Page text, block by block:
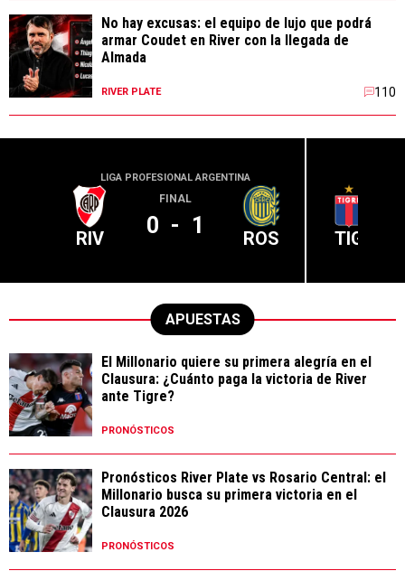
No hay excusas: el equipo de lujo que podrá
armar Coudet en River con la llegada de
Almada
RIVER PLATE 110
LIGA PROFESIONAL ARGENTINA
RIV
FINAL
0 - 1 ROS TIG
APUESTAS
El Millonario quiere su primera alegría en el
Clausura: ¿Cuánto paga la victoria de River
ante Tigre?
PRONÓSTICOS
Pronósticos River Plate vs Rosario Central: el
Millonario busca su primera victoria en el
Clausura 2026
PRONÓSTICOS